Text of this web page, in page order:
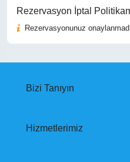
Rezervasyon İptal
Rezervasyonunuz
Bizi Tanıyın
Hizmetlerimiz